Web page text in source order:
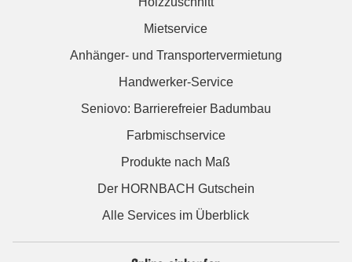
Mietservice
Anhänger- und Transportervermietung
Handwerker-Service
Seniovo: Barrierefreier Badumbau
Farbmischservice
Produkte nach Maß
Der HORNBACH Gutschein
Alle Services im Überblick